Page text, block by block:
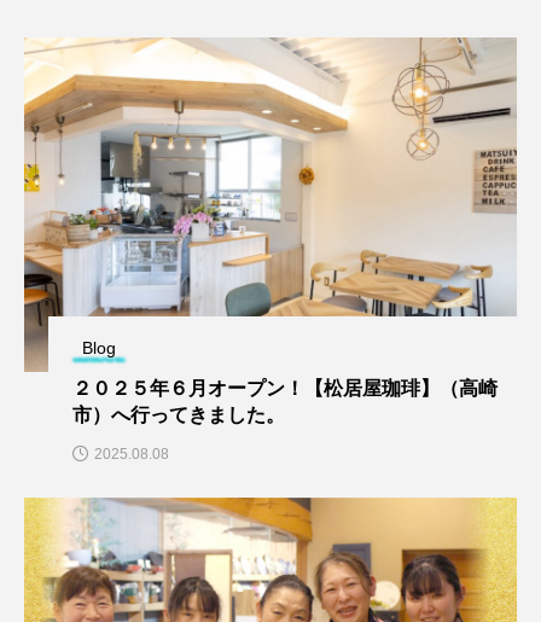
Blog
２０２５年６月オープン！【松居屋珈琲】（高崎
市）へ行ってきました。
2025.08.08